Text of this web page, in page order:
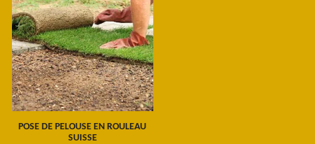
POSE DE PELOUSE EN ROULEAU
SUISSE